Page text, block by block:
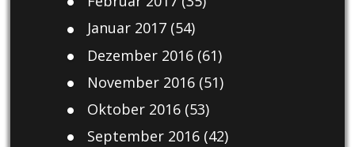
Januar 2017(54)
Dezember 2016(61)
November 2016(51)
Oktober 2016(53)
September 2016(42)